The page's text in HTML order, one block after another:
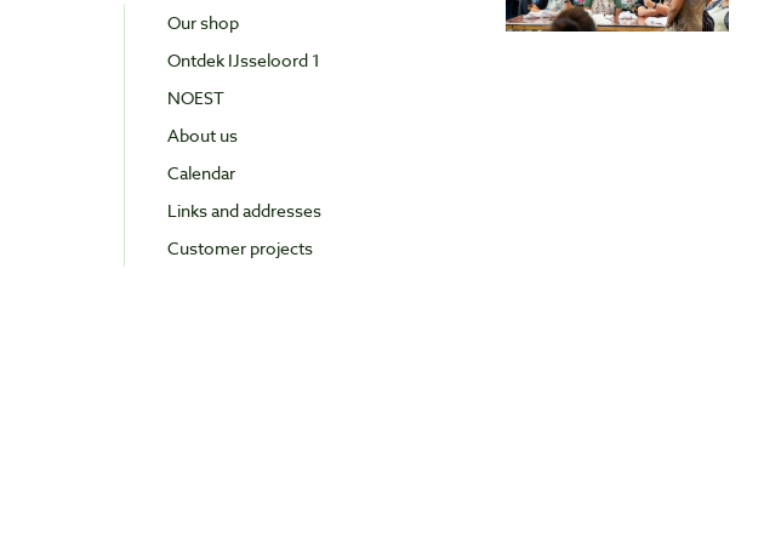
Our shop
Ontdek IJsseloord 1
NOEST
About us
Calendar
Links and addresses
Customer projects